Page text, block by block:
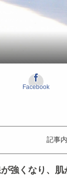
Facebook
記事
強くなり、肌